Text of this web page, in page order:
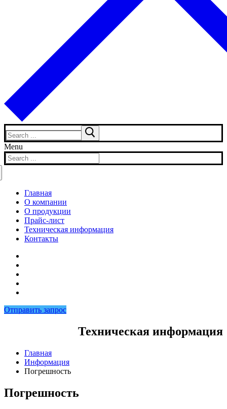
Search
for:
Menu
Search
for:
Главная
О компании
О продукции
Прайс-лист
Техническая информация
Контакты
Отправить запрос
Техническая информация
Главная
Информация
Погрешность
Погрешность